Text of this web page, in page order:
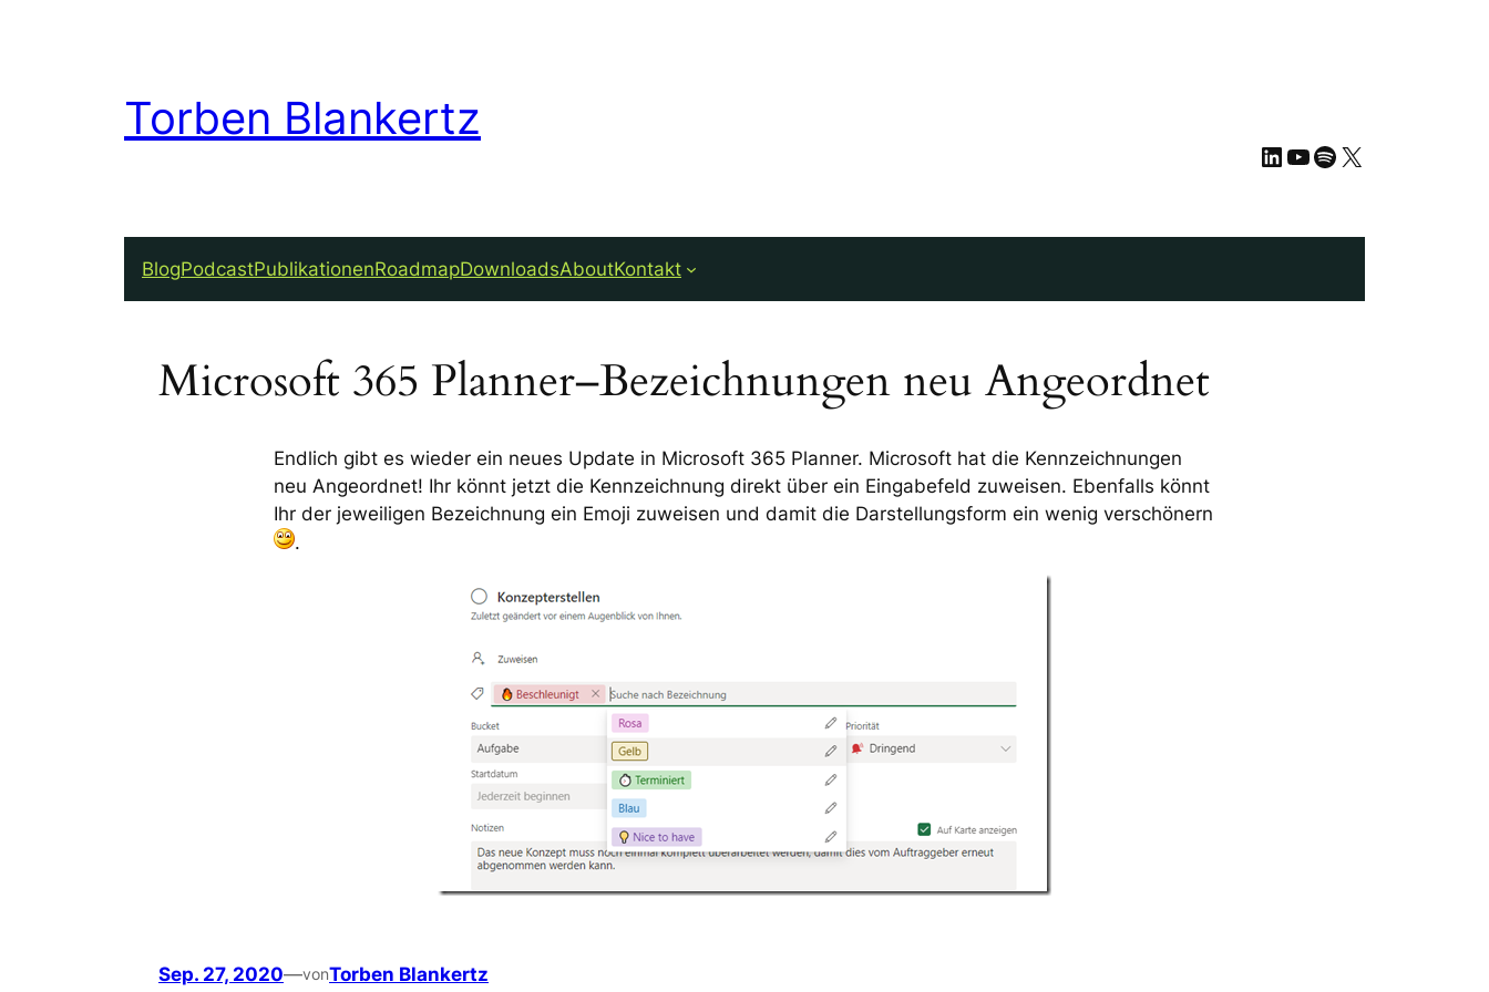
Torben Blankertz
LinkedIn
YouTube
Spotify
X
BlogPodcastPublikationenRoadmapDownloadsAboutKontakt
Microsoft 365 Planner–Bezeichnungen neu Angeordnet
Endlich gibt es wieder ein neues Update in Microsoft 365 Planner. Microsoft hat die Kennzeichnungen
neu Angeordnet! Ihr könnt jetzt die Kennzeichnung direkt über ein Eingabefeld zuweisen. Ebenfalls könnt
Ihr der jeweiligen Bezeichnung ein Emoji zuweisen und damit die Darstellungsform ein wenig verschönern
.
Sep. 27, 2020—vonTorben Blankertz